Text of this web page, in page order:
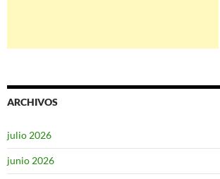
ARCHIVOS
julio 2026
junio 2026